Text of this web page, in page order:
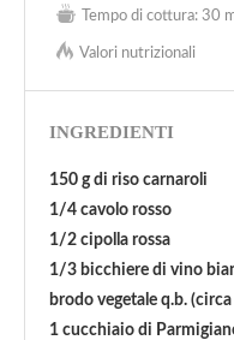
Tempo di cottura: 30
Valori nutrizionali
INGREDIENTI
150 g di riso carnaroli
1/4 cavolo rosso
1/2 cipolla rossa
1/3 bicchiere di vino
brodo vegetale q.b.
1 cucchiaio di